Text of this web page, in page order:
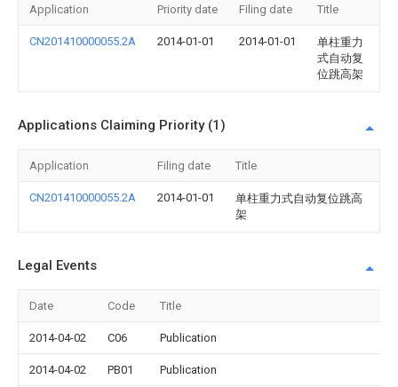
Application Priority date Filing date Title
CN201410000055.2A 2014-01-01 2014-01-01
单柱重力
式自动复
位跳高架
Applications Claiming Priority (1)
Application Filing date Title
CN201410000055.2A 2014-01-01
单柱重力式自动复位跳高
架
Legal Events
Date Code Title
2014-04-02 C06 Publication
2014-04-02 PB01 Publication